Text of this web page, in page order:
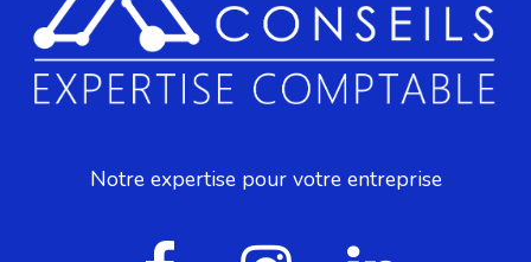
Notre expertise pour votre entreprise